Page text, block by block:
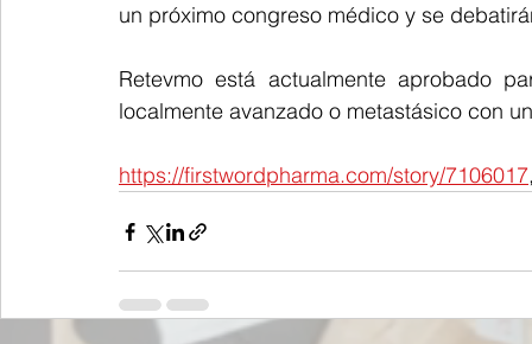
un próximo congreso médico y se
Retevmo está actualmente aprobado
localmente avanzado o metastásico con
https://firstwordpharma.com/story/7106017